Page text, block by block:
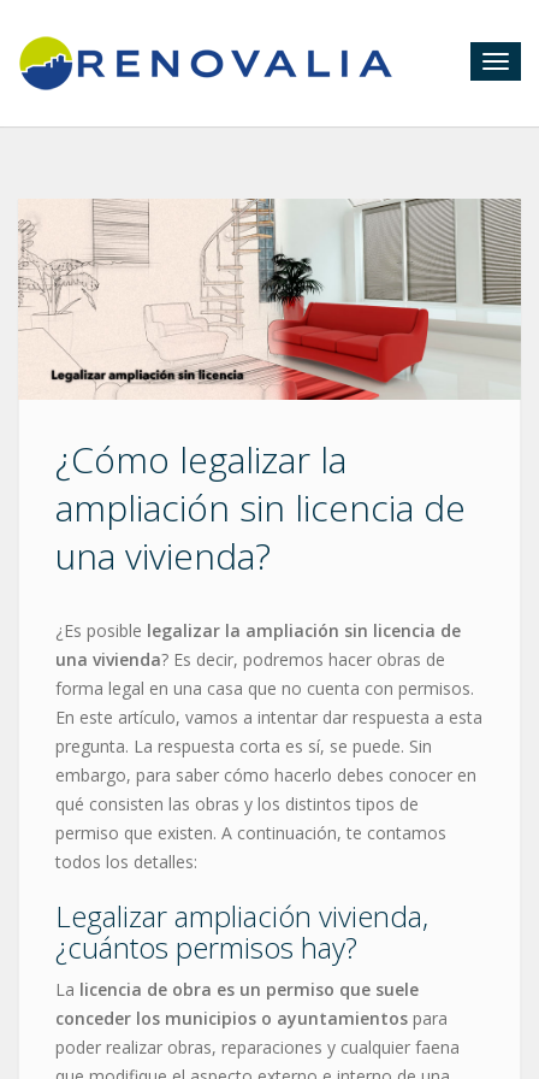
¿Cómo legalizar la
ampliación sin licencia de
una vivienda?
¿Es posible legalizar la ampliación sin licencia de
una vivienda? Es decir, podremos hacer obras de
forma legal en una casa que no cuenta con permisos.
En este artículo, vamos a intentar dar respuesta a esta
pregunta. La respuesta corta es sí, se puede. Sin
embargo, para saber cómo hacerlo debes conocer en
qué consisten las obras y los distintos tipos de
permiso que existen. A continuación, te contamos
todos los detalles:
Legalizar ampliación vivienda,
¿cuántos permisos hay?
La licencia de obra es un permiso que suele
conceder los municipios o ayuntamientos para
poder realizar obras, reparaciones y cualquier faena